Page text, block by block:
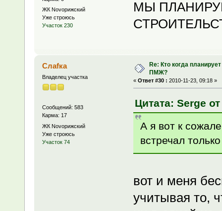
ЖК Novoрижский
Уже строюсь
Участок 230
МЫ
Слаfка
Владелец участка
Сообщений: 583
Карма: 17
ЖК Novoрижский
Уже строюсь
Участок 74
Re: Кто когда
ПМЖ?
« Ответ #30 : 2010-11-23, 09:18 »
Цитата: Serge
А я вот к
встречал
вот и меня
учитывая то,